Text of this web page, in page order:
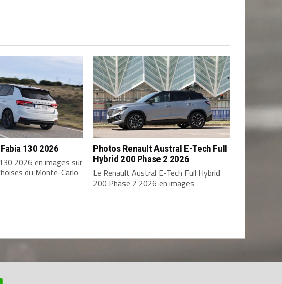
130 2026
2026 en images sur
du Monte-Carlo
Photos Renault Austral E-Tech Full
Hybrid 200 Phase 2 2026
Le Renault Austral E-Tech Full Hybrid
200 Phase 2 2026 en images